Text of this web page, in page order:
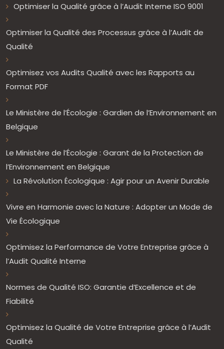
Optimiser la Qualité grâce à l’Audit Interne ISO 9001
Optimiser la Qualité des Processus grâce à l’Audit de
Qualité
Optimisez vos Audits Qualité avec les Rapports au
Format PDF
Le Ministère de l’Écologie : Gardien de l’Environnement en
Belgique
Le Ministère de l’Écologie : Garant de la Protection de
l’Environnement en Belgique
La Révolution Écologique : Agir pour un Avenir Durable
Vivre en Harmonie avec la Nature : Adopter un Mode de
Vie Écologique
Optimisez la Performance de Votre Entreprise grâce à
l’Audit Qualité Interne
Normes de Qualité ISO: Garantie d’Excellence et de
Fiabilité
Optimisez la Qualité de Votre Entreprise grâce à l’Audit
Qualité